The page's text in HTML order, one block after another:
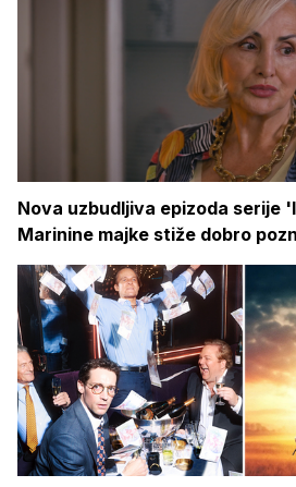
Nova uzbudljiva epizoda serije
Marinine majke stiže dobro